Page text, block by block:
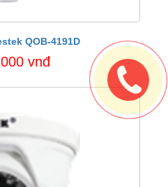
QOB-4191D
vnđ